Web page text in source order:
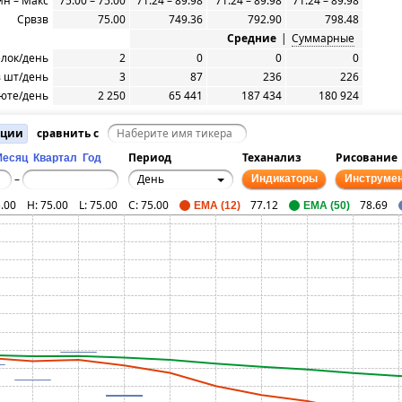
Срвзв
75.00 749.36 792.90
798.48
Средние | Суммарные
день
2 0 0
0
шт/день
3 87 236
226
день
2 250 65 441 187 434 180 924
сравнить с
Квартал Год Период Теханализ
Рисование
–
День Индикаторы
H:75.00 L:75.00 C:75.00 EMA (12) 77.12 EMA (50) 78.69